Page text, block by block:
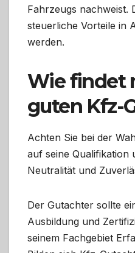
Fahrzeugs nachweist.
steuerliche Vorteile in
werden.
Wie findet
guten Kfz-
Achten Sie bei der
auf seine Qualifikation
Neutralität und
Der Gutachter sollte
Ausbildung und
seinem Fachgebiet